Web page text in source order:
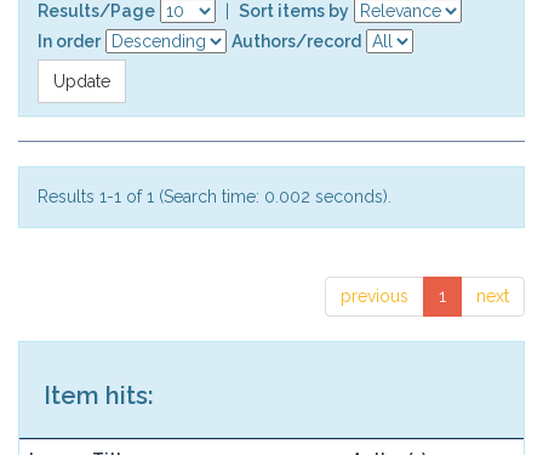
Results/Page
Sort items by
In order
Authors/record
Results 1-1 of 1 (Search time: 0.002 seconds).
previous 1 next
Item hits: